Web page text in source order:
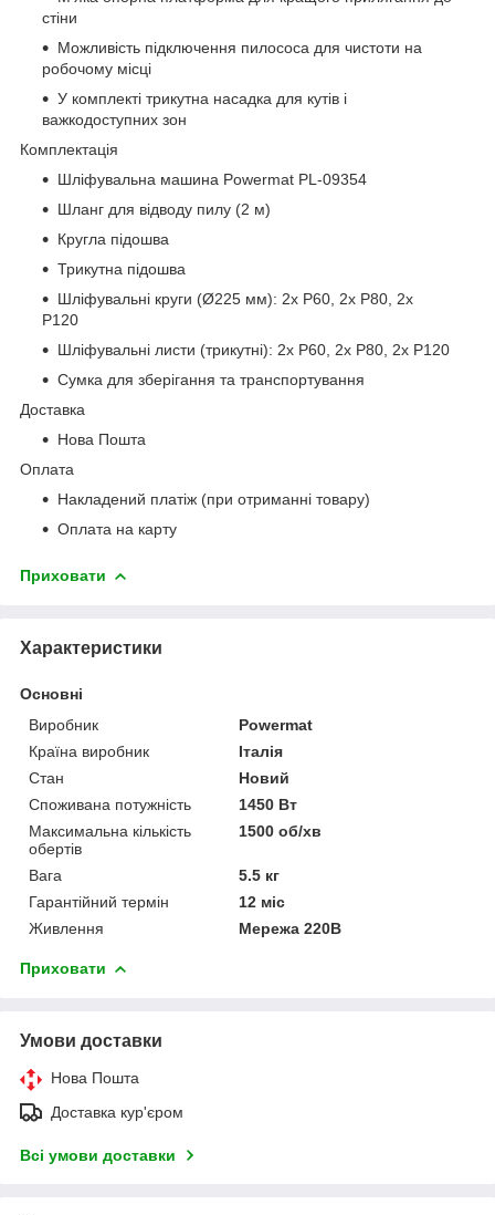
стіни
Можливість підключення пилососа для чистоти на
робочому місці
У комплекті трикутна насадка для кутів і
важкодоступних зон
Комплектація
Шліфувальна машина Powermat PL-09354
Шланг для відводу пилу (2 м)
Кругла підошва
Трикутна підошва
Шліфувальні круги (Ø225 мм): 2x P60, 2x P80, 2x
P120
Шліфувальні листи (трикутні): 2x P60, 2x P80, 2x P120
Сумка для зберігання та транспортування
Доставка
Нова Пошта
Оплата
Накладений платіж (при отриманні товару)
Оплата на карту
Приховати
Характеристики
Основні
Виробник
Powermat
Країна виробник
Італія
Стан
Новий
Споживана потужність
1450 Вт
Максимальна кількість
обертів
1500 об/хв
Вага
5.5 кг
Гарантійний термін
12 міс
Живлення
Мережа 220В
Приховати
Умови доставки
Нова Пошта
Доставка кур'єром
Всі умови доставки